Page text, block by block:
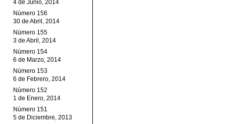
4 de Junio, 2014
Número 156
30 de Abril, 2014
Número 155
3 de Abril, 2014
Número 154
6 de Marzo, 2014
Número 153
6 de Febrero, 2014
Número 152
1 de Enero, 2014
Número 151
5 de Diciembre, 2013